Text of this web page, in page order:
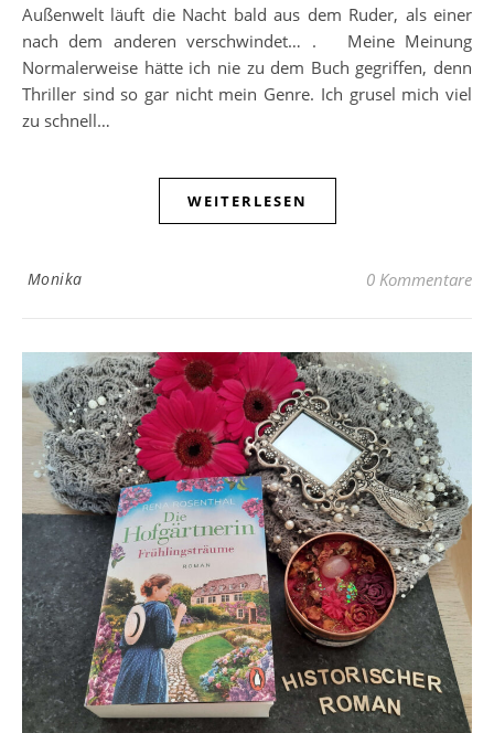
Außenwelt läuft die Nacht bald aus dem Ruder, als einer
nach dem anderen verschwindet… . Meine Meinung
Normalerweise hätte ich nie zu dem Buch gegriffen, denn
Thriller sind so gar nicht mein Genre. Ich grusel mich viel
zu schnell…
WEITERLESEN
Monika 0 Kommentare